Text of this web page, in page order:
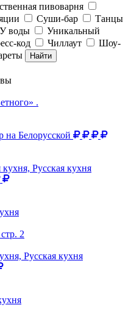
пивоварня
Суши-бар
Танцы
У воды
Уникальный
код Чиллаут
Шоу-
Найти
.
на Белорусской
Русская кухня
2
Русская кухня